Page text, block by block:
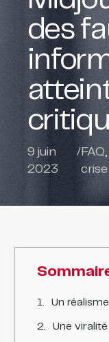
des
9 juin
2023
/FAQ
crise
Un
Une